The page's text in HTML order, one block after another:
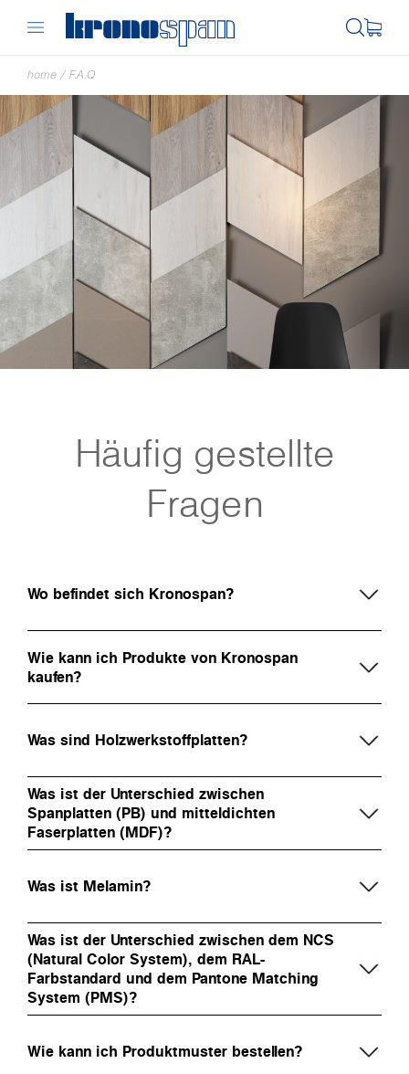
home / F.A.Q
Häufig gestellte
Fragen
Wo befindet sich Kronospan?
Wie kann ich Produkte von Kronospan
kaufen?
Was sind Holzwerkstoffplatten?
Was ist der Unterschied zwischen
Spanplatten (PB) und mitteldichten
Faserplatten (MDF)?
Was ist Melamin?
Was ist der Unterschied zwischen dem NCS
(Natural Color System), dem RAL-
Farbstandard und dem Pantone Matching
System (PMS)?
Wie kann ich Produktmuster bestellen?